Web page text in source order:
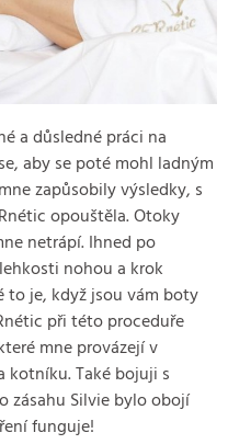
a důsledné práci na
aby se poté mohl ladným
zapůsobily výsledky, s
opouštěla. Otoky
netrápí. Ihned po
nohou a krok
to je, když jsou vám boty
při této proceduře
mne provázejí v
Také bojuji s
zásahu Silvie bylo obojí
funguje!